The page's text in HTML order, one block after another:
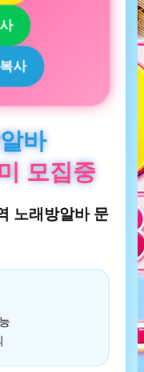
사
바
모집중
노래방알바 문